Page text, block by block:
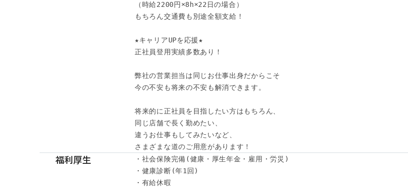
（時給2200円×8h×22日の場合）
もちろん交通費も別途全額支給！
★キャリアUPを応援★
正社員登用実績多数あり！
弊社の営業担当は同じお仕事出身だからこそ
今の不安も将来の不安も解消できます。
将来的に正社員を目指したい方はもちろん、
同じ店舗で長く勤めたい、
違うお仕事もしてみたいなど、
さまざまな道のご用意があります！
福利厚生
・社会保険完備(健康・厚生年金・雇用・労災)
・健康診断(年1回)
・有給休暇